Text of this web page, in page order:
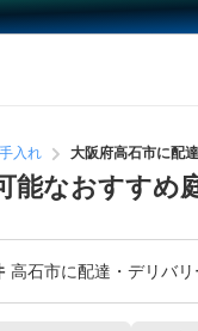
入れ 大阪府高石市に配
能なおすすめ
高石市に配達・デリバ